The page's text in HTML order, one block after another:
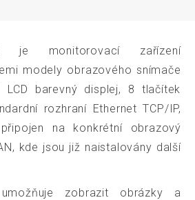
je monitorovací zařízení
modely obrazového snímače
LCD barevný displej, 8 tlačítek
rozhraní Ethernet TCP/IP,
na konkrétní obrazový
kde jsou již naistalovány další
zobrazit obrázky a